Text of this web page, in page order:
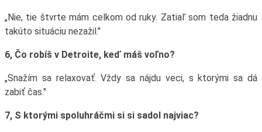
„Nie, tie štvrte mám celkom od ruky. Zatiaľ som teda žiadnu
takúto situáciu nezažil."
6, Čo robíš v Detroite, keď máš voľno?
„Snažím sa relaxovať. Vždy sa nájdu veci, s ktorými sa dá
zabiť čas."
7, S ktorými spoluhráčmi si si sadol najviac?